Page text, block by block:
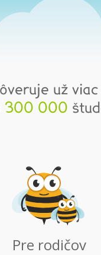
už viac
300 000
Pre rodičov